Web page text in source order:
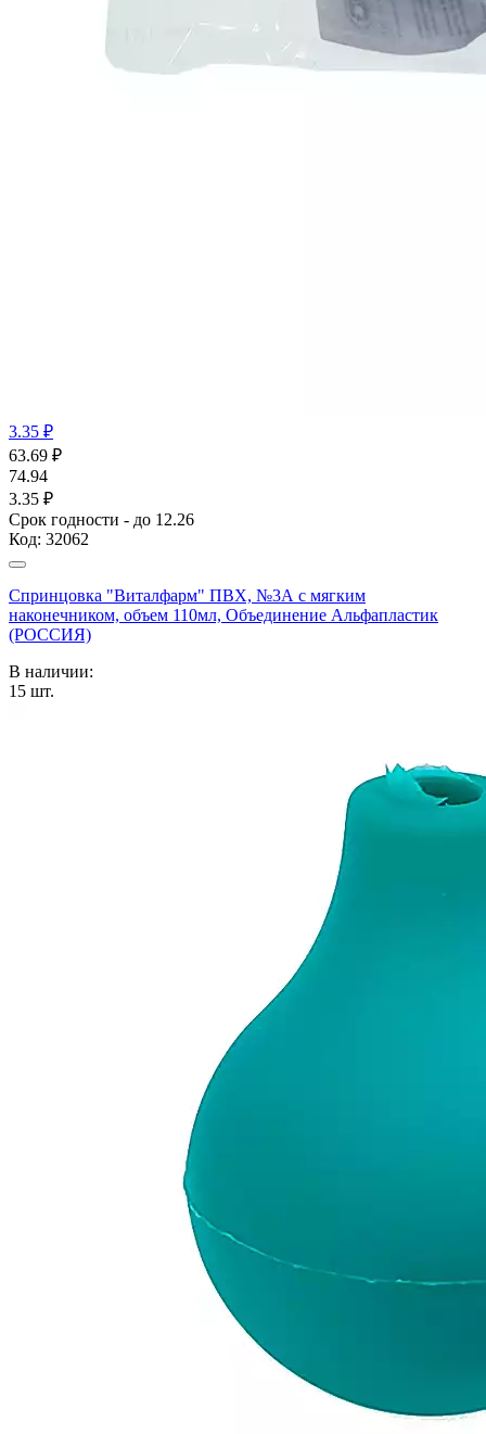
3.35 ₽
63.69 ₽
74.94
3.35 ₽
Срок годности - до 12.26
Код: 32062
Спринцовка "Виталфарм" ПВХ, №3А с мягким
наконечником, объем 110мл, Объединение Альфапластик
(РОССИЯ)
В наличии:
15 шт.